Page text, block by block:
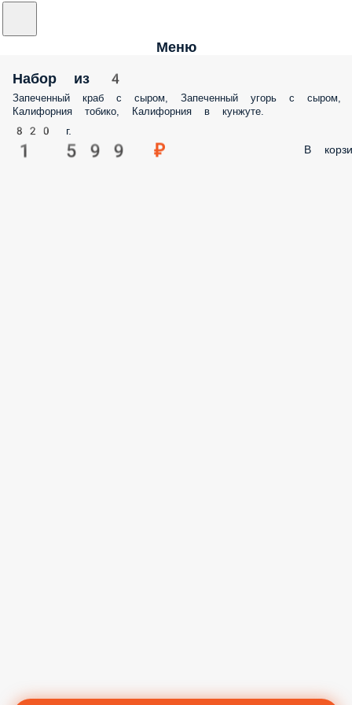
Меню
Набор из 4
Запеченный краб с сыром, Запеченный угорь с сыром,
Калифорния тобико, Калифорния в кунжуте.
820 г.
1 599 ₽ В